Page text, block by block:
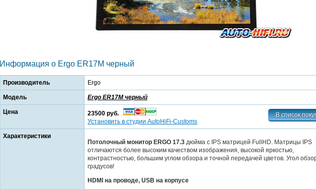
Информация о Ergo ER17M черный
Производитель Ergo
Модель Ergo ER17M черный
Цена
23500 руб.
Установить в студии AutoHiFi-Customs
Характеристики
Потолочный монитор ERGO 17.3 дюйма с IPS матрицей FullHD. Матрицы IPS
отличаются более высоким качеством изображения, высокой яркостью,
контрастностью, большим углом обзора и точной передачей цветов. Угол
градусов!
HDMI на проводе, USB на корпусе